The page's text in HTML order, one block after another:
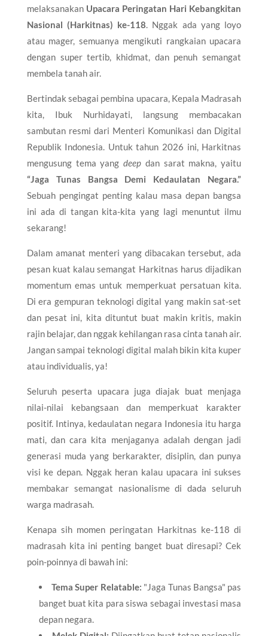
melaksanakan Upacara Peringatan Hari Kebangkitan
Nasional (Harkitnas) ke-118. Nggak ada yang loyo
atau mager, semuanya mengikuti rangkaian upacara
dengan super tertib, khidmat, dan penuh semangat
membela tanah air.
​Bertindak sebagai pembina upacara, Kepala Madrasah
kita, Ibuk Nurhidayati, langsung membacakan
sambutan resmi dari Menteri Komunikasi dan Digital
Republik Indonesia. Untuk tahun 2026 ini, Harkitnas
mengusung tema yangdeep dan sarat makna, yaitu
“Jaga Tunas Bangsa Demi Kedaulatan Negara.”
Sebuah pengingat penting kalau masa depan bangsa
ini ada di tangan kita-kita yang lagi menuntut ilmu
sekarang!
​Dalam amanat menteri yang dibacakan tersebut, ada
pesan kuat kalau semangat Harkitnas harus dijadikan
momentum emas untuk memperkuat persatuan kita.
Di era gempuran teknologi digital yang makin sat-set
dan pesat ini, kita dituntut buat makin kritis, makin
rajin belajar, dan nggak kehilangan rasa cinta tanah air.
Jangan sampai teknologi digital malah bikin kita kuper
atau individualis, ya!
​Seluruh peserta upacara juga diajak buat menjaga
nilai-nilai kebangsaan dan memperkuat karakter
positif. Intinya, kedaulatan negara Indonesia itu harga
mati, dan cara kita menjaganya adalah dengan jadi
generasi muda yang berkarakter, disiplin, dan punya
visi ke depan. Nggak heran kalau upacara ini sukses
membakar semangat nasionalisme di dada seluruh
warga madrasah.
​Kenapa sih momen peringatan Harkitnas ke-118 di
madrasah kita ini penting banget buat diresapi? Cek
poin-poinnya di bawah ini:
Tema Super Relatable: "Jaga Tunas Bangsa" pas
banget buat kita para siswa sebagai investasi masa
depan negara.